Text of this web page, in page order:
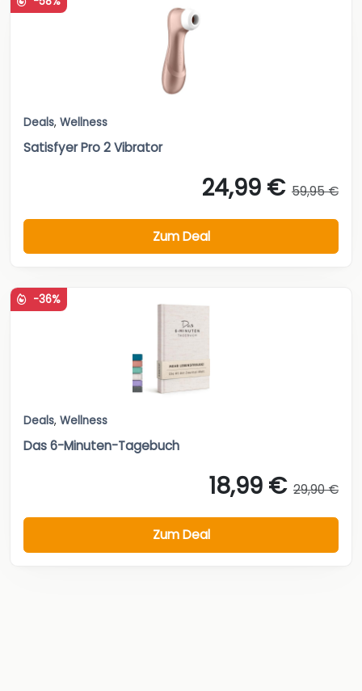
Deals, Wellness
Satisfyer Pro 2 Vibrator
24,99 € 59,95 €
Zum Deal
-36%
Deals, Wellness
Das 6-Minuten-Tagebuch
18,99 € 29,90 €
Zum Deal